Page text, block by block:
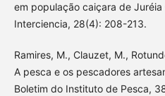
em população caiçara de Juréia
Interciencia, 28(4): 208-213.
Ramires, M., Clauzet, M.,
A pesca e os pescadores
Boletim do Instituto de Pesca,